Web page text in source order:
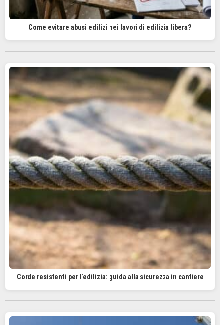
Come evitare abusi edilizi nei lavori di edilizia libera?
Corde resistenti per l’edilizia: guida alla sicurezza in cantiere